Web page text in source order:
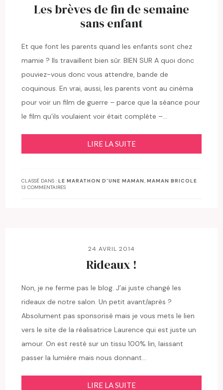
Les brèves de fin de semaine
sans enfant
Et que font les parents quand les enfants sont chez
mamie ? Ils travaillent bien sûr. BIEN SUR A quoi donc
pouviez-vous donc vous attendre, bande de
coquinous. En vrai, aussi, les parents vont au cinéma
pour voir un film de guerre – parce que la séance pour
le film qu’ils voulaient voir était complète –…
LIRE LA SUITE
CLASSÉ DANS :LE MARATHON D'UNE MAMAN,MAMAN BRICOLE
13 COMMENTAIRES
24 AVRIL 2014
Rideaux !
Non, je ne ferme pas le blog. J’ai juste changé les
rideaux de notre salon. Un petit avant/après ?
Absolument pas sponsorisé mais je vous mets le lien
vers le site de la réalisatrice Laurence qui est juste un
amour. On est resté sur un tissu 100% lin, laissant
passer la lumière mais nous donnant…
LIRE LA SUITE